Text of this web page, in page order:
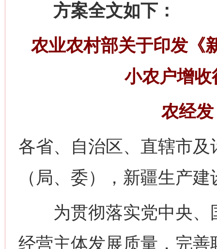
方案全文如下：
农业农村部关于印发《
小农户增
农经
各省、自治区、直辖市
（局、委），新疆生产
为贯彻落实党中央、
经营主体发展质量，完